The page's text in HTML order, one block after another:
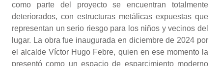
como parte del proyecto se encuentran totalmente
deteriorados, con estructuras metálicas expuestas que
representan un serio riesgo para los niños y vecinos del
lugar. La obra fue inaugurada en diciembre de 2024 por
el alcalde Víctor Hugo Febre, quien en ese momento la
presentó como un espacio de esparcimiento moderno